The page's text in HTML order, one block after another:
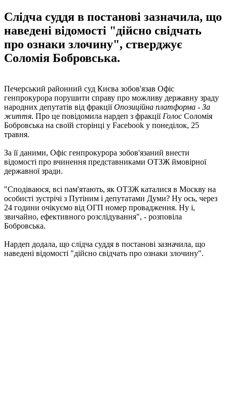
Слідча суддя в постанові зазначила, що
наведені відомості "дійсно свідчать
про ознаки злочину", стверджує
Соломія Бобровська.
Печерський районний суд Києва зобов'язав Офіс
генпрокурора порушити справу про можливу державну зраду
народних депутатів від фракціїОпозиційна платформа - За
життя. Про це повідомила нардеп з фракціїГолос Соломія
Бобровська на своїй сторінці у Facebook у понеділок, 25
травня.
За її даними, Офіс генпрокурора зобов'язаний внести
відомості про вчинення представниками ОТЗЖ ймовірної
державної зради.
"Сподіваюся, всі пам'ятають, як ОТЗЖ каталися в Москву на
особисті зустрічі з Путіним і депутатами Думи? Ну ось, через
24 години очікуємо від ОГП номер провадження. Ну і,
звичайно, ефективного розслідування", - розповіла
Бобровська.
Нардеп додала, що слідча суддя в постанові зазначила, що
наведені відомості "дійсно свідчать про ознаки злочину".